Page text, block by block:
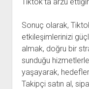
Sonuç olarak,
etkileşimlerinizi
almak, doğru bir
sunduğu
yaşayarak,
Takipçi satın al,